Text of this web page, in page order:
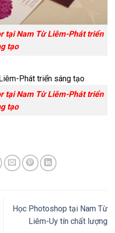
tại Nam Từ Liêm-Phát triển
tạo
tại Nam Từ Liêm-Phát triển
tạo
Học Photoshop tại Nam Từ
Liêm-Uy tín chất lượng